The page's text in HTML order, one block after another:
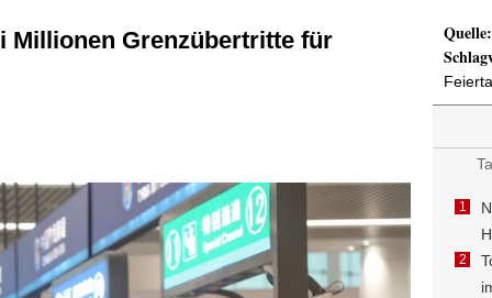
Millionen Grenzübertritte für
Quelle: